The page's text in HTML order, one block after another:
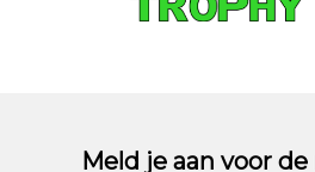
Meld je aan voor